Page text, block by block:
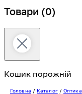
Товари (0)
Кошик порожній
Головна / Каталог/Оптика